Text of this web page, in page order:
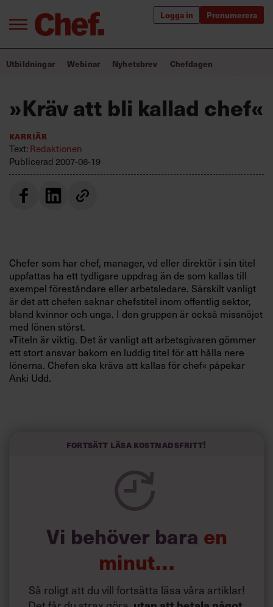
Logga in Prenumerera
Prenumerera
Kundservice
Villkor och policy för
personuppgiftsbehandling
Sök
efter:
Bra ledare förändrar världen
Utbildning för ledare
Chefakademin+
Populära utbildningar
Utbildningar Webinar Nyhetsbrev Chefdagen
»Kräv att bli kallad chef«
Karriär
Text:Redaktionen
Publicerad 2007-06-19
Chefer som har chef, manager, vd eller direktör i sin titel
uppfattas ha ett tydligare uppdrag än de som kallas till
exempel föreståndare eller arbetsledare. Särskilt vanligt
är det att chefen saknar chefstitel inom offentlig sektor,
bland kvinnor och unga. I den gruppen är också missnöjet
med lönen störst.
»Titeln är viktig. Det är vanligt att arbetsgivaren gömmer
ett stort ansvar bakom en luddig titel för att hålla nere
lönerna. Chefen ska kräva att kallas för chef« påpekar
Anki Udd.
övriga cheferna ser sig ha det uppdraget. Om chefen
lojalitetskonflikt.
»Här får det inte råda någon tvekan. Chefen ska företräda
Chefsbarometern genomförs av Synovate Temo på
uppdrag av Ledarna. Drygt 1000 chefer med personal-
och verksamhetsansvar har svarat på ett 40-tal frågor.
Fortsätt läsa kostnadsfritt!
Vi behöver bara en
minut…
Så roligt att du vill fortsätta läsa våra artiklar!